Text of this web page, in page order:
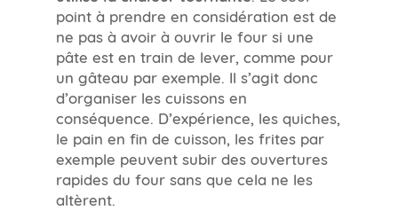
point à prendre en considération est de
ne pas à avoir à ouvrir le four si une
pâte est en train de lever, comme pour
un gâteau par exemple. Il s’agit donc
d’organiser les cuissons en
conséquence. D’expérience, les quiches,
le pain en fin de cuisson, les frites par
exemple peuvent subir des ouvertures
rapides du four sans que cela ne les
altèrent.